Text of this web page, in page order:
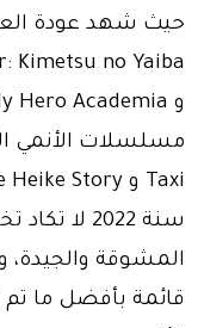
سنة 2022
المشوقة
قائمة بأفضل ما